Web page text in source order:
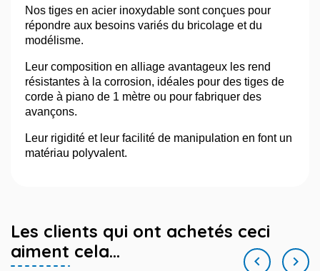
Nos tiges en acier inoxydable sont conçues pour
répondre aux besoins variés du bricolage et du
modélisme.
Leur composition en alliage avantageux les rend
résistantes à la corrosion, idéales pour des tiges de
corde à piano de 1 mètre ou pour fabriquer des
avançons.
Leur rigidité et leur facilité de manipulation en font un
matériau polyvalent.
Les clients qui ont achetés ceci
aiment cela...
 